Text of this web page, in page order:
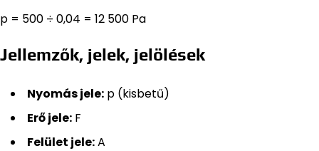
p = 500 ÷ 0,04 = 12 500 Pa
Jellemzők, jelek, jelölések
Nyomás jele: p (kisbetű)
Erő jele: F
Felület jele:A